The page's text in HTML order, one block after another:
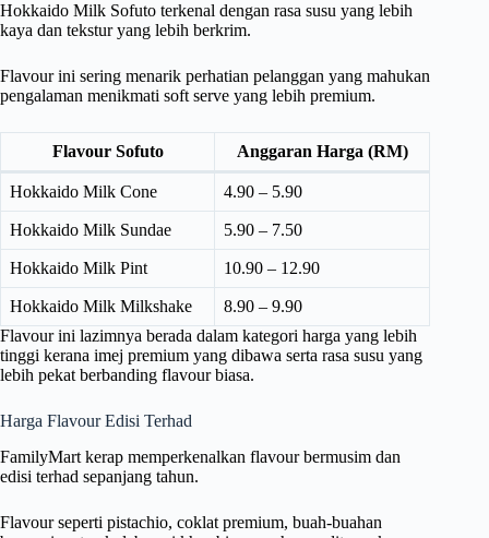
Hokkaido Milk Sofuto terkenal dengan rasa susu yang lebih
kaya dan tekstur yang lebih berkrim.
Flavour ini sering menarik perhatian pelanggan yang mahukan
pengalaman menikmati soft serve yang lebih premium.
Flavour Sofuto Anggaran Harga (RM)
Hokkaido Milk Cone 4.90 – 5.90
Hokkaido Milk Sundae 5.90 – 7.50
Hokkaido Milk Pint 10.90 – 12.90
Hokkaido Milk Milkshake
8.90 – 9.90
Flavour ini lazimnya berada dalam kategori harga yang lebih
tinggi kerana imej premium yang dibawa serta rasa susu yang
lebih pekat berbanding flavour biasa.
Harga Flavour Edisi Terhad
FamilyMart kerap memperkenalkan flavour bermusim dan
edisi terhad sepanjang tahun.
Flavour seperti pistachio, coklat premium, buah-buahan